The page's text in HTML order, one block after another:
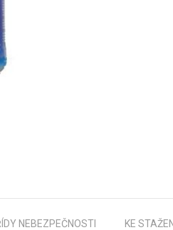
NEBEZPEČNOSTI KE STAŽENÍ